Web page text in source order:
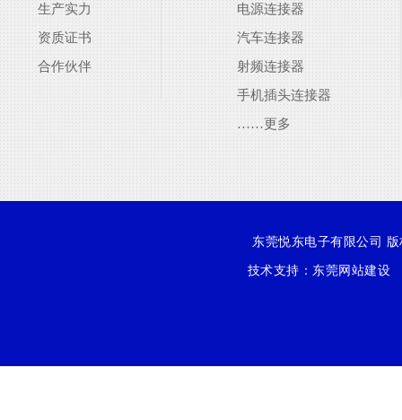
生产实力
资质证书
合作伙伴
电源连接器
汽车连接器
射频连接器
手机插头连接器
……更多
东莞悦东电子有限公司
技术支持： 东莞网站建设